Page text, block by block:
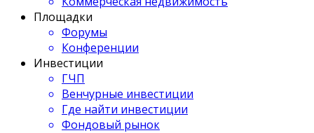
Площадки
Форумы
Конференции
Инвестиции
ГЧП
Венчурные инвестиции
Где найти инвестиции
Фондовый рынок